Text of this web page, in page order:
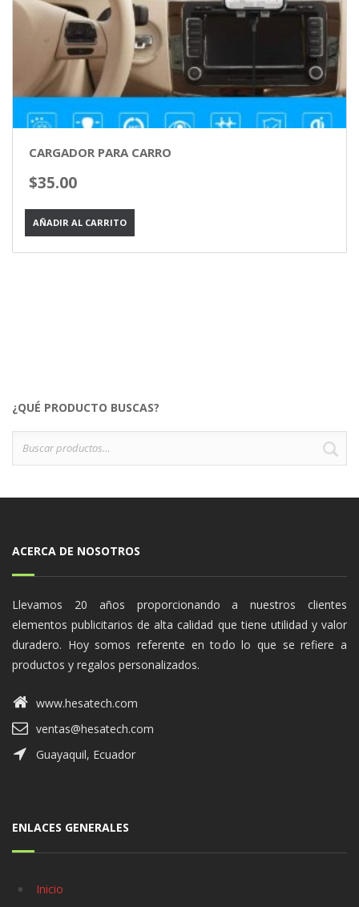
CARGADOR PARA CARRO
$35.00
AÑADIR AL CARRITO
¿QUÉ PRODUCTO BUSCAS?
ACERCA DE NOSOTROS
Llevamos 20 años proporcionando a nuestros clientes
elementos publicitarios de alta calidad que tiene utilidad y valor
duradero. Hoy somos referente en todo lo que se refiere a
productos y regalos personalizados.
www.hesatech.com
ventas@hesatech.com
Guayaquil, Ecuador
ENLACES GENERALES
Inicio